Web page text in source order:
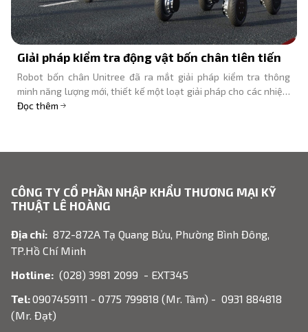
Giải pháp kiểm tra động vật bốn chân tiên tiến
Robot bốn chân Unitree đã ra mắt giải pháp kiểm tra thông
minh năng lượng mới, thiết kế một loạt giải pháp cho các nhiệm
vụ nguy hiểm, khẩn cấp và lặp đi lặp lại, đồng thời cung cấp bảo
Đọc thêm
CÔNG TY CỔ PHẦN NHẬP KHẨU THƯƠNG MẠI KỸ
THUẬT LÊ HOÀNG
Địa chỉ: 872-872A Tạ Quang Bửu, Phường Bình Đông,
TP.Hồ Chí Minh
Hotline: (028) 3981 2099 - EXT345
Tel:0907459111 - 0775 799818 (Mr. Tâm) - 0931 884818
(Mr. Đạt)